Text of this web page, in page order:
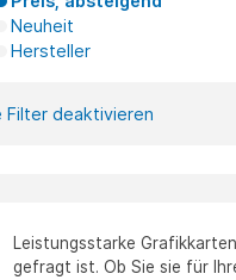
Neuheit
Hersteller
Filter deaktivieren
Leistungsstarke
gefragt ist. Ob Sie sie für